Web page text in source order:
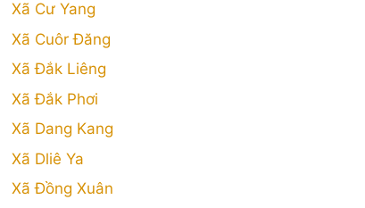
Xã Cư Yang
Xã Cuôr Đăng
Xã Đắk Liêng
Xã Đắk Phơi
Xã Dang Kang
Xã Dliê Ya
Xã Đồng Xuân